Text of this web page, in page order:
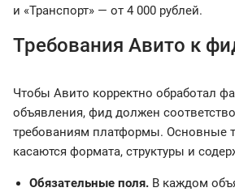
и «Транспорт» — от 4 000 рублей.
Требования Авито к
Чтобы Авито корректно обработал
объявления, фид должен
требованиям платформы. Основные
касаются формата, структуры и
Обязательные поля. В каждом